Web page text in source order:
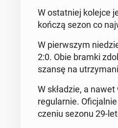
W ostat­niej kolejce
koń­czą sezon co
W pierw­szym
2:0. Obie bramki
szansę na
W skła­dzie, a
re­gu­lar­nie.
cze­niu sezonu 29-